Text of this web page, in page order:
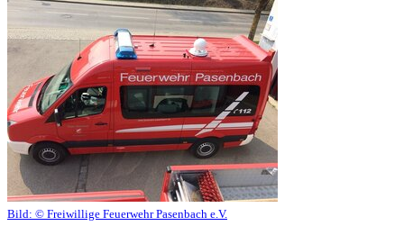
Bild: © Freiwillige Feuerwehr Pasenbach e.V.